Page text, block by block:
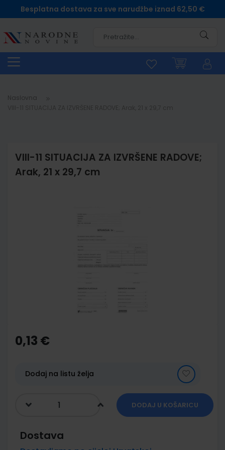
Besplatna dostava za sve narudžbe iznad 62,50 €
Naslovna
VIII-11 SITUACIJA ZA IZVRŠENE RADOVE;
Arak, 21 x 29,7 cm
the
beginning
gallery
0,13 €
Dodaj na listu želja
DODAJ U KOŠARICU
Dostava